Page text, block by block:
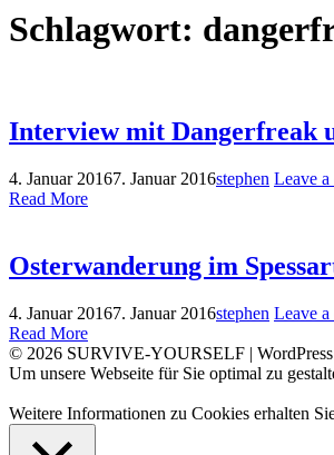
Schlagwort:
Interview mit Dangerfreak
4. Januar 20167. Januar 2016stephen Leave a
Read More
Osterwanderung im
4. Januar 20167. Januar 2016stephen Leave a
Read More
© 2026 SURVIVE-YOURSELF |
Facebook
Instagram
YouTube
Um unsere Webseite für Sie optimal zu
Weitere Informationen zu Cookies erhalten